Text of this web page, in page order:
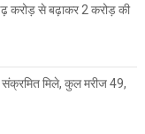
करोड़ से बढ़ाकर 2 करोड़ की
मिले, कुल मरीज 49,